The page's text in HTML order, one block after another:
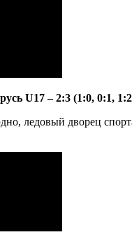
U17 – 2:3 (1:0, 0:1,
ледовый дворец